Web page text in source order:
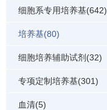
细胞系专用培养基(642)
培养基(80)
细胞培养辅助试剂(32)
专项定制培养基(301)
血清(5)